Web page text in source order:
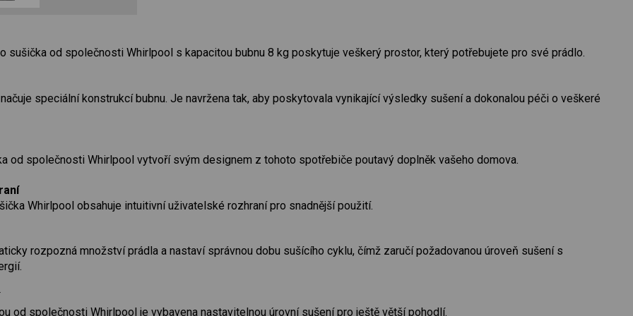
sušička od společnosti Whirlpool s kapacitou bubnu 8 kg poskytuje veškerý prostor, který potřebujete pro své prádlo.
speciální konstrukcí bubnu. Je navržena tak, aby poskytovala vynikající výsledky sušení a dokonalou péči o veškeré
od společnosti Whirlpool vytvoří svým designem z tohoto spotřebiče poutavý doplněk vašeho domova.
Whirlpool obsahuje intuitivní uživatelské rozhraní pro snadnější použití.
rozpozná množství prádla a nastaví správnou dobu sušícího cyklu, čímž zaručí požadovanou úroveň sušení s
od společnosti Whirlpool je vybavena nastavitelnou úrovní sušení pro ještě větší pohodlí.